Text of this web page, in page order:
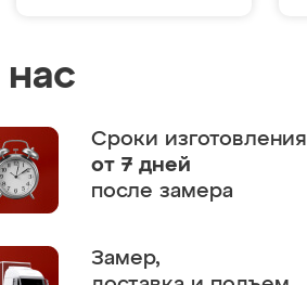
Сроки изготовления
от 7 дней
после замера
Замер,